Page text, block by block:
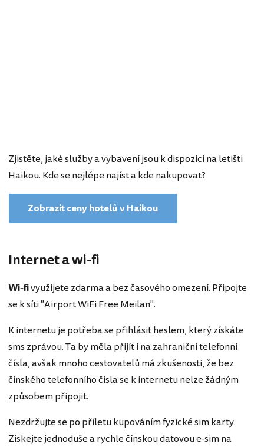
Zjistěte, jaké služby a vybavení jsou k dispozici na letišti
Haikou. Kde se nejlépe najíst a kde nakupovat?
Zobrazit ceny hotelů v Haikou
Internet a wi-fi
Wi-fivyužijete zdarma a bez časového omezení. Připojte
se k síti "Airport WiFi Free Meilan".
K internetu je potřeba se přihlásit heslem, který získáte
sms zprávou. Ta by měla přijít i na zahraniční telefonní
čísla, avšak mnoho cestovatelů má zkušenosti, že bez
čínského telefonního čísla se k internetu nelze žádným
způsobem připojit.
Nezdržujte se po příletu kupováním fyzické sim karty.
Získejte jednoduše a rychle čínskou datovou e-sim na